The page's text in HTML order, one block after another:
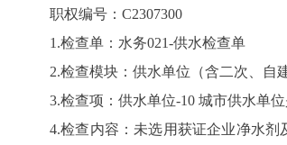
职权编号：C2307300
1.检查单：水务021-供水检查单
2.检查模块：供水单位（含二次、自
3.检查项：供水单位-10 城市供水单
4.检查内容：未选用获证企业净水